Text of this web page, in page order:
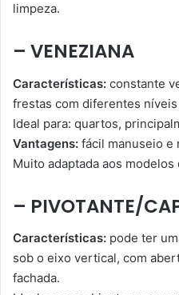
limpeza.
– VENEZIANA
Características: constante
frestas com diferentes
Ideal para: quartos,
Vantagens: fácil manuseio e
Muito adaptada aos
– PIVOTANTE/
Características: pode ter
sob o eixo vertical, com
fachada.